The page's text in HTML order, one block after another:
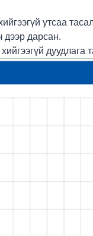
утсаа
дээр дарсан.
дуудлага